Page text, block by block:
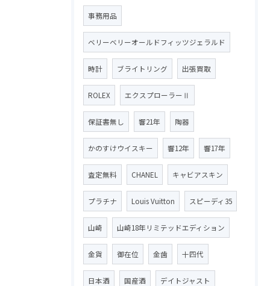
事務用品
ベリーベリーオールドフィッツジェラルド
時計 ブライトリング 出張買取
ROLEX エクスプローラーⅡ
保証書無し 響21年 陶器
かのすけウイスキー 響12年 響17年
査定無料 CHANEL キャビアスキン
プラチナ Louis Vuitton スピーディ35
山崎 山崎18年リミテッドエディション
金貨 御在位 金歯 十四代
日本酒 国産酒 デイトジャスト